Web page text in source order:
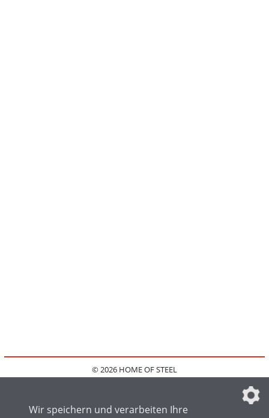
© 2026 HOME OF STEEL
IMPRESSUM
FAQ
DATENSCHUTZEINSTELLUNGEN
Wir speichern und verarbeiten Ihre